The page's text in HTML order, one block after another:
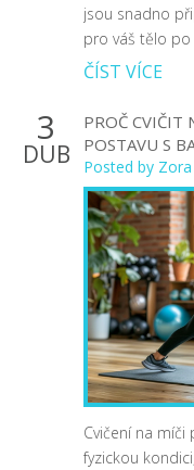
jsou snadno
pro váš tělo po
ČÍST VÍCE
3
DUB
PROČ CVIČIT
POSTAVU S
Posted by
Cvičení na
fyzickou